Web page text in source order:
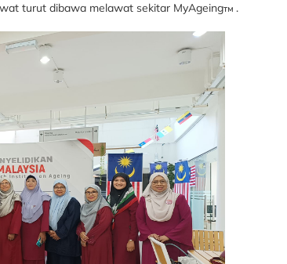
turut dibawa melawat sekitar MyAgeing .